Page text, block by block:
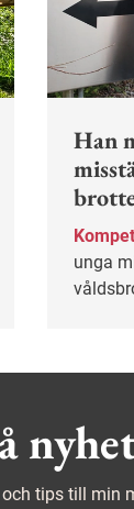
Han
unga
tips till min